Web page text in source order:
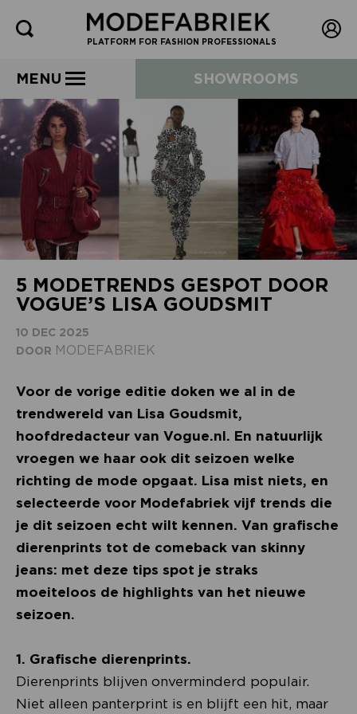
PLATFORM FOR FASHION PROFESSIONALS
MENU SHOWROOMS
5 MODETRENDS GESPOT DOOR
VOGUE’S LISA GOUDSMIT
10 DEC 2025
DOOR MODEFABRIEK
Voor de vorige editie doken we al in de
trendwereld van Lisa Goudsmit,
hoofdredacteur van Vogue.nl. En natuurlijk
vroegen we haar ook dit seizoen welke
richting de mode opgaat. Lisa mist niets, en
selecteerde voor Modefabriek vijf trends die
je dit seizoen echt wilt kennen. Van grafische
dierenprints tot de comeback van skinny
jeans: met deze tips spot je straks
moeiteloos de highlights van het nieuwe
seizoen.
1. Grafische dierenprints.
Dierenprints blijven onverminderd populair.
Niet alleen panterprint is en blijft een hit, maar